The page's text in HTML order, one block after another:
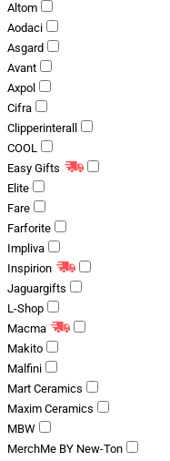
Altom
Aodaci
Asgard
Avant
Axpol
Cifra
Clipperinterall
COOL
Easy Gifts
Elite
Fare
Farforite
Impliva
Inspirion
Jaguargifts
L-Shop
Macma
Makito
Malfini
Mart Ceramics
Maxim Ceramics
MBW
MerchMe BY New-Ton